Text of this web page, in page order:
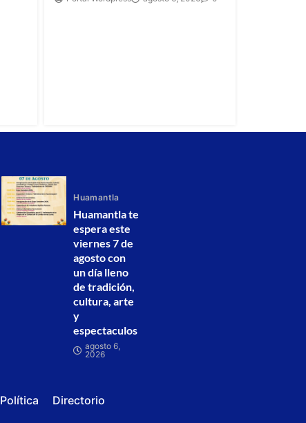
Huamantla
Huamantla te
espera este
viernes 7 de
agosto con
un día lleno
de tradición,
cultura, arte
y
espectaculos
agosto 6,
2026
Política Directorio